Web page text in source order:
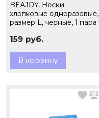
BEAJOY, Носки
хлопковые одноразовые,
размер L, черные, 1 пара
159 руб.
В корзину